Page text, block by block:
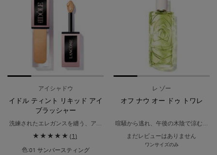
アイシャドウ
イドル ティント リキッド アイ
ブラッシャー
洗練されたエレガンスを纏う、アー
高い密着力で、マルチ使いも叶うリ
(1)
色:01 サンバースティング
レ ゾー
オフ ナウ オー ドゥ トワレ
喧騒から逃れ、午後の木陰で涼むよ
まだレビューはありません
ワンサイズのみ